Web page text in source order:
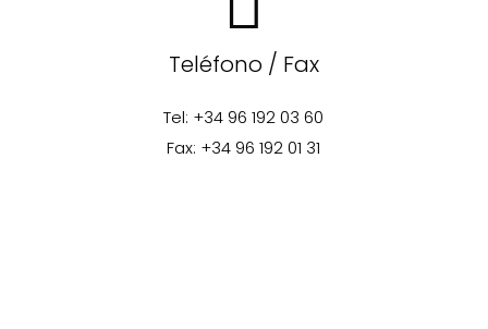
Teléfono / Fax
Tel: +34 96 192 03 60
Fax: +34 96 192 01 31